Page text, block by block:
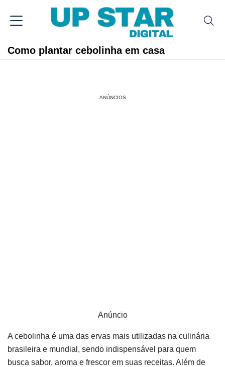
Como plantar cebolinha em casa
ANÚNCIOS
Anúncio
A cebolinha é uma das ervas mais utilizadas na culinária
brasileira e mundial, sendo indispensável para quem
busca sabor, aroma e frescor em suas receitas. Além de